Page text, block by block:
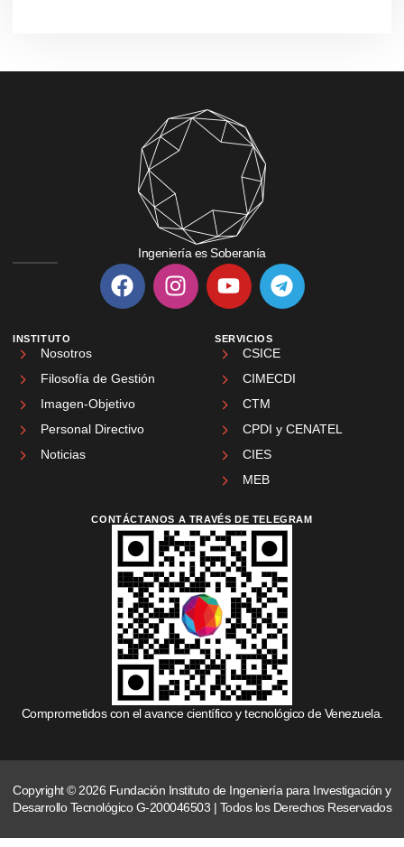
Ingeniería es Soberanía
INSTITUTO
Nosotros
Filosofía de Gestión
Imagen-Objetivo
Personal Directivo
Noticias
SERVICIOS
CSICE
CIMECDI
CTM
CPDI y CENATEL
CIES
MEB
CONTÁCTANOS A TRAVÉS DE TELEGRAM
Comprometidos con el avance científico y tecnológico de Venezuela.
Copyright © 2026 Fundación Instituto de Ingeniería para Investigación y
Desarrollo Tecnológico G-200046503 | Todos los Derechos Reservados